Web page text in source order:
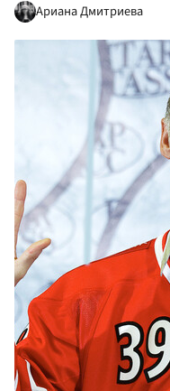
Ариана Дмитриева